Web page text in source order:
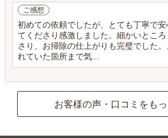
ご感想
初めての依頼でしたが、とても丁寧で
てくださり感激しました。細かいとこ
さり、お掃除の仕上がりも完璧でした
れていた箇所まで気...
お客様の声・口コミをも